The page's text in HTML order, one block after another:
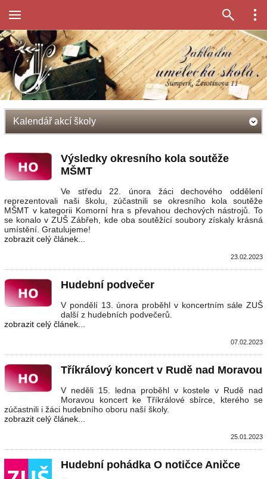
Kalendář akcí školy
Výsledky okresního kola soutěže
MŠMT
Ve středu 22. února žáci dechového oddělení
reprezentovali naši školu, zúčastnili se okresního kola soutěže
MŠMT v kategorii Komorní hra s převahou dechových nástrojů. To
se konalo v ZUŠ Zábřeh, kde oba soutěžící soubory získaly krásná
umístění. Gratulujeme!
zobrazit celý článek...
23.02.2023
Hudební podvečer
V pondělí 13. února proběhl v koncertním sále ZUŠ
další z hudebních podvečerů.
zobrazit celý článek...
07.02.2023
Tříkrálový koncert v Rudě nad Moravou
V neděli 15. ledna proběhl v kostele v Rudě nad
Moravou koncert ke Tříkrálové sbírce, kterého se
zúčastnili i žáci hudebního oboru naší školy.
zobrazit celý článek...
25.01.2023
Hudební pohádka O notičce Aničce